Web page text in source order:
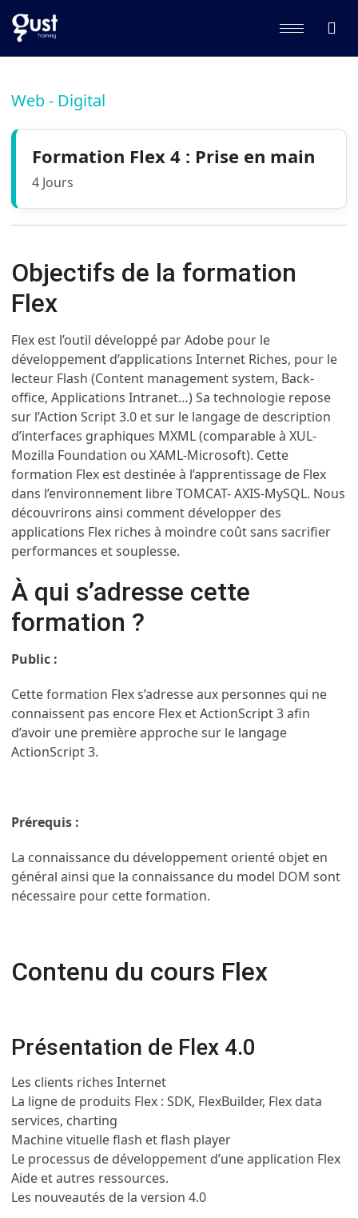
Web - Digital
Formation Flex 4 : Prise en main
4 Jours
Objectifs de la formation
Flex
Flex est l’outil développé par Adobe pour le
développement d’applications Internet Riches, pour le
lecteur Flash (Content management system, Back-
office, Applications Intranet…) Sa technologie repose
sur l’Action Script 3.0 et sur le langage de description
d’interfaces graphiques MXML (comparable à XUL-
Mozilla Foundation ou XAML-Microsoft). Cette
formation Flex est destinée à l’apprentissage de Flex
dans l’environnement libre TOMCAT- AXIS-MySQL. Nous
découvrirons ainsi comment développer des
applications Flex riches à moindre coût sans sacrifier
performances et souplesse.
À qui s’adresse cette
formation ?
Public :
Cette formation Flex s’adresse aux personnes qui ne
connaissent pas encore Flex et ActionScript 3 afin
d’avoir une première approche sur le langage
ActionScript 3.
Prérequis :
La connaissance du développement orienté objet en
général ainsi que la connaissance du model DOM sont
nécessaire pour cette formation.
Contenu du cours Flex
Présentation de Flex 4.0
Les clients riches Internet
La ligne de produits Flex : SDK, FlexBuilder, Flex data
services, charting
Machine vituelle flash et flash player
Le processus de développement d’une application Flex
Aide et autres ressources.
Les nouveautés de la version 4.0